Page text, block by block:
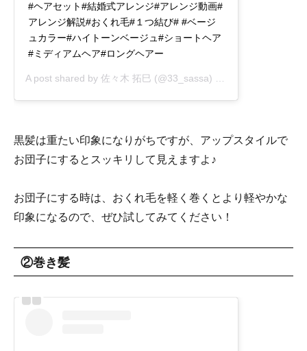
#ヘアセット#結婚式アレンジ#アレンジ動画#
アレンジ解説#おくれ毛#１つ結び# #ベージ
ュカラー#ハイトーンベージュ#ショートヘア
#ミディアムヘア#ロングヘアー
A post shared by 佐々木 拓巳 (@33_sassa) on
黒髪は重たい印象になりがちですが、アップスタイルで
お団子にするとスッキリして見えますよ♪
お団子にする時は、おくれ毛を軽く巻くとより軽やかな
印象になるので、ぜひ試してみてください！
②巻き髪